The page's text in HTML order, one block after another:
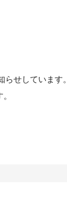
せしています。